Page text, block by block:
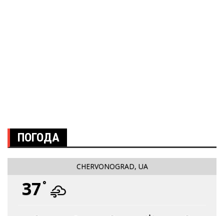
ПОГОДА
CHERVONOGRAD, UA
37 °